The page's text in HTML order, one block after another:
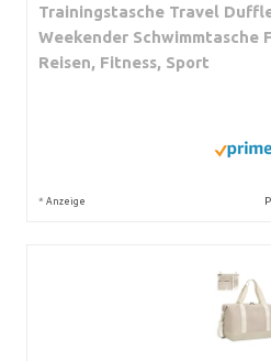
Trainingstasche Travel
Weekender Schwimmtasche
Reisen, Fitness, Sport
* Anzeige